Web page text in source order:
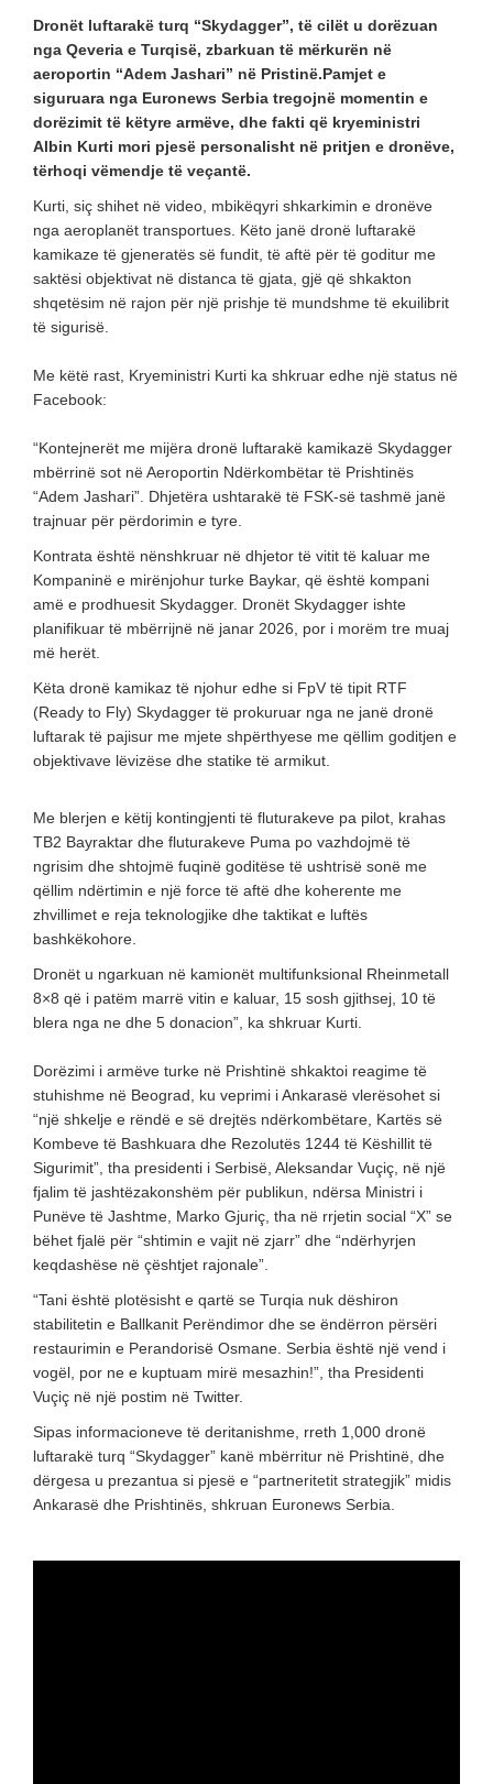
Dronët luftarakë turq “Skydagger”, të cilët u dorëzuan
nga Qeveria e Turqisë, zbarkuan të mërkurën në
aeroportin “Adem Jashari” në Pristinë.Pamjet e
siguruara nga Euronews Serbia tregojnë momentin e
dorëzimit të këtyre armëve, dhe fakti që kryeministri
Albin Kurti mori pjesë personalisht në pritjen e dronëve,
tërhoqi vëmendje të veçantë.
Kurti, siç shihet në video, mbikëqyri shkarkimin e dronëve
nga aeroplanët transportues. Këto janë dronë luftarakë
kamikaze të gjeneratës së fundit, të aftë për të goditur me
saktësi objektivat në distanca të gjata, gjë që shkakton
shqetësim në rajon për një prishje të mundshme të ekuilibrit
të sigurisë.
Me këtë rast, Kryeministri Kurti ka shkruar edhe një status në
Facebook:
“Kontejnerët me mijëra dronë luftarakë kamikazë Skydagger
mbërrinë sot në Aeroportin Ndërkombëtar të Prishtinës
“Adem Jashari”. Dhjetëra ushtarakë të FSK-së tashmë janë
trajnuar për përdorimin e tyre.
Kontrata është nënshkruar në dhjetor të vitit të kaluar me
Kompaninë e mirënjohur turke Baykar, që është kompani
amë e prodhuesit Skydagger. Dronët Skydagger ishte
planifikuar të mbërrijnë në janar 2026, por i morëm tre muaj
më herët.
Këta dronë kamikaz të njohur edhe si FpV të tipit RTF
(Ready to Fly) Skydagger të prokuruar nga ne janë dronë
luftarak të pajisur me mjete shpërthyese me qëllim goditjen e
objektivave lëvizëse dhe statike të armikut.
Me blerjen e këtij kontingjenti të fluturakeve pa pilot, krahas
TB2 Bayraktar dhe fluturakeve Puma po vazhdojmë të
ngrisim dhe shtojmë fuqinë goditëse të ushtrisë sonë me
qëllim ndërtimin e një force të aftë dhe koherente me
zhvillimet e reja teknologjike dhe taktikat e luftës
bashkëkohore.
Dronët u ngarkuan në kamionët multifunksional Rheinmetall
8×8 që i patëm marrë vitin e kaluar, 15 sosh gjithsej, 10 të
blera nga ne dhe 5 donacion”, ka shkruar Kurti.
Dorëzimi i armëve turke në Prishtinë shkaktoi reagime të
stuhishme në Beograd, ku veprimi i Ankarasë vlerësohet si
“një shkelje e rëndë e së drejtës ndërkombëtare, Kartës së
Kombeve të Bashkuara dhe Rezolutës 1244 të Këshillit të
Sigurimit”, tha presidenti i Serbisë, Aleksandar Vuçiç, në një
fjalim të jashtëzakonshëm për publikun, ndërsa Ministri i
Punëve të Jashtme, Marko Gjuriç, tha në rrjetin social “X” se
bëhet fjalë për “shtimin e vajit në zjarr” dhe “ndërhyrjen
keqdashëse në çështjet rajonale”.
“Tani është plotësisht e qartë se Turqia nuk dëshiron
stabilitetin e Ballkanit Perëndimor dhe se ëndërron përsëri
restaurimin e Perandorisë Osmane. Serbia është një vend i
vogël, por ne e kuptuam mirë mesazhin!”, tha Presidenti
Vuçiç në një postim në Twitter.
Sipas informacioneve të deritanishme, rreth 1,000 dronë
luftarakë turq “Skydagger” kanë mbërritur në Prishtinë, dhe
dërgesa u prezantua si pjesë e “partneritetit strategjik” midis
Ankarasë dhe Prishtinës, shkruan Euronews Serbia.